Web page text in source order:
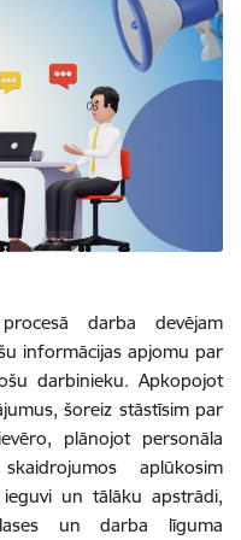
darba devējam
informācijas apjomu par
darbinieku. Apkopojot
šoreiz stāstīsim par
plānojot personāla
aplūkosim
un tālāku apstrādi,
un darba līguma